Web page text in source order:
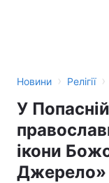
Новини › Релігії ›
У
ікони
Джерело»